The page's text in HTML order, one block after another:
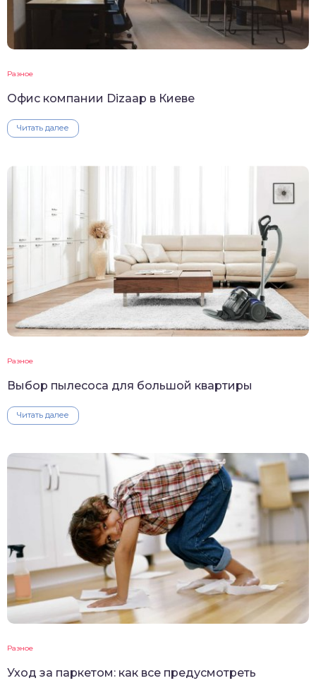
Разное
Офис компании Dizaap в Киеве
Читать далее
Разное
Выбор пылесоса для большой квартиры
Читать далее
Разное
Уход за паркетом: как все предусмотреть